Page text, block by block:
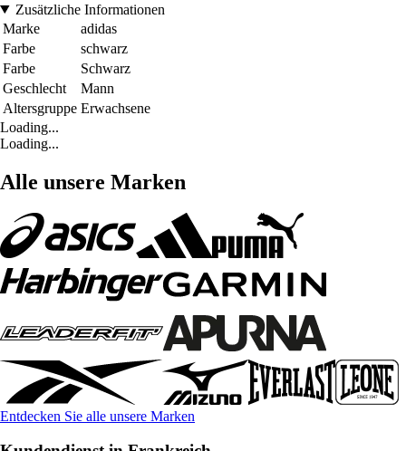
Zusätzliche Informationen
Marke
adidas
Farbe
schwarz
Farbe
Schwarz
Geschlecht
Mann
Altersgruppe Erwachsene
Loading...
Loading...
Alle unsere Marken
Entdecken Sie alle unsere Marken